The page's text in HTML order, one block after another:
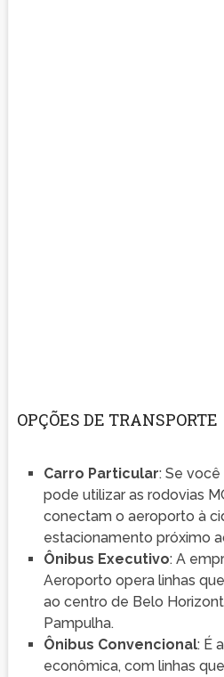
OPÇÕES DE TRANSPORTE
Carro Particular: Se
pode utilizar as rodovias
conectam o aeroporto à
estacionamento próximo
Ônibus Executivo: A
Aeroporto opera linhas
ao centro de Belo
Pampulha.
Ônibus Convencional: É
econômica, com linhas